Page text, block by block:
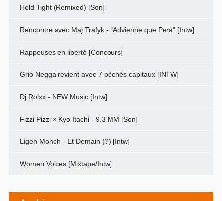
Hold Tight (Remixed) [Son]
Rencontre avec Maj Trafyk - "Advienne que Pera" [Intw]
Rappeuses en liberté [Concours]
Grio Negga revient avec 7 péchés capitaux [INTW]
Dj Rolxx - NEW Music [Intw]
Fizzi Pizzi × Kyo Itachi - 9.3 MM [Son]
Ligeh Moneh - Et Demain (?) [Intw]
Women Voices [Mixtape/Intw]